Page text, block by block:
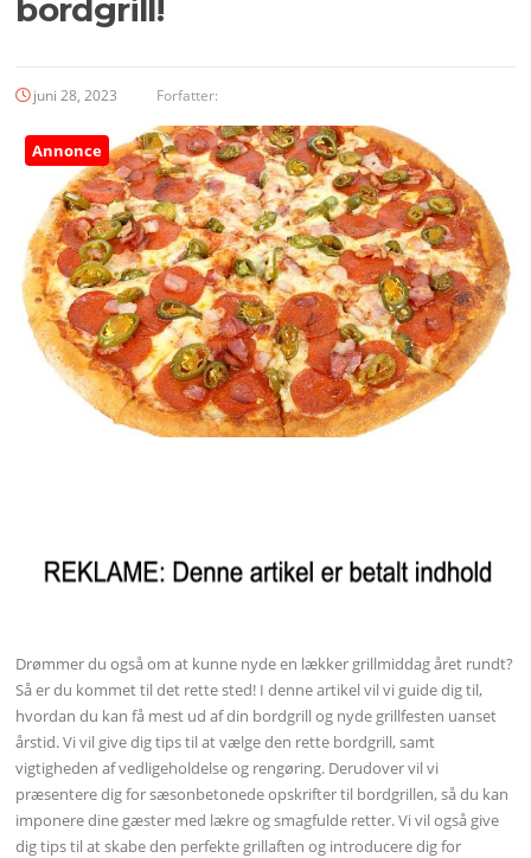
bordgrill!
juni 28, 2023 Forfatter:
Annonce
Drømmer du også om at kunne nyde en lækker grillmiddag året rundt?
Så er du kommet til det rette sted! I denne artikel vil vi guide dig til,
hvordan du kan få mest ud af din bordgrill og nyde grillfesten uanset
årstid. Vi vil give dig tips til at vælge den rette bordgrill, samt
vigtigheden af vedligeholdelse og rengøring. Derudover vil vi
præsentere dig for sæsonbetonede opskrifter til bordgrillen, så du kan
imponere dine gæster med lækre og smagfulde retter. Vi vil også give
dig tips til at skabe den perfekte grillaften og introducere dig for